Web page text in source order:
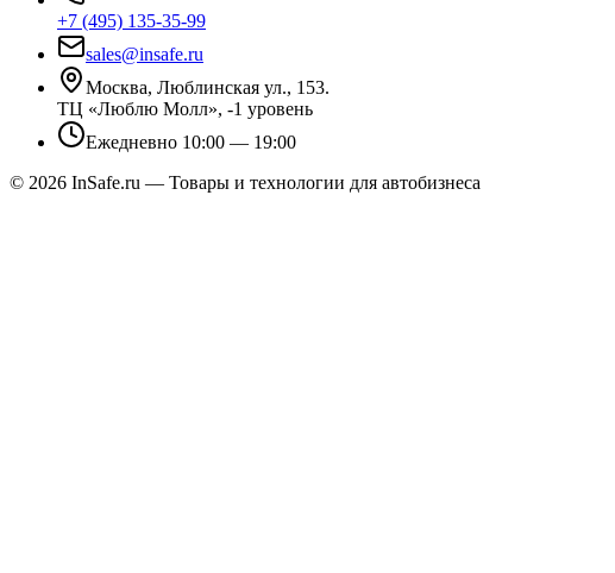
+7 (495) 135-35-99
sales@insafe.ru
Москва, Люблинская ул., 153.
ТЦ «Люблю Молл», -1 уровень
Ежедневно 10:00 — 19:00
© 2026 InSafe.ru — Товары и технологии для автобизнеса